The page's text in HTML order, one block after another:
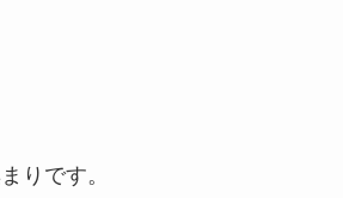
りです。